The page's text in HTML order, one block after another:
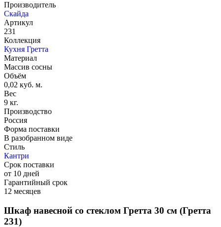
Производитель
Скайда
Артикул
231
Коллекция
Кухня Гретта
Материал
Массив сосны
Объём
0,02 куб. м.
Вес
9 кг.
Производство
Россия
Форма поставки
В разобранном виде
Стиль
Кантри
Срок поставки
от 10 дней
Гарантийный срок
12 месяцев
Шкаф навесной со стеклом Гретта 30 см (Гретта
231)